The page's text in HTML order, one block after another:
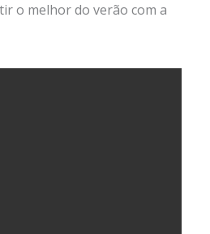
o melhor do verão com a